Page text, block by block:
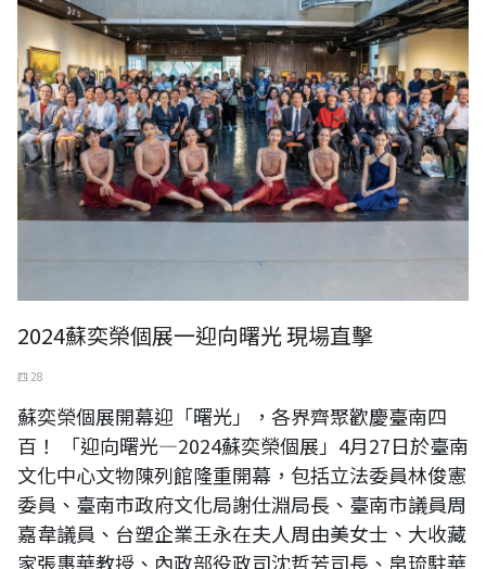
2024蘇奕榮個展一迎向曙光 現場直擊
四 28
蘇奕榮個展開幕迎「曙光」，各界齊聚歡慶臺南四
百！ 「迎向曙光—2024蘇奕榮個展」4月27日於臺南
文化中心文物陳列館隆重開幕，包括立法委員林俊憲
委員、臺南市政府文化局謝仕淵局長、臺南市議員周
嘉韋議員、台塑企業王永在夫人周由美女士、大收藏
家張惠華教授、內政部役政司沈哲芳司長、帛琉駐華